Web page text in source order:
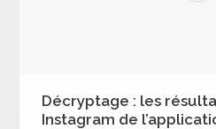
Décryptage : les
Instagram de